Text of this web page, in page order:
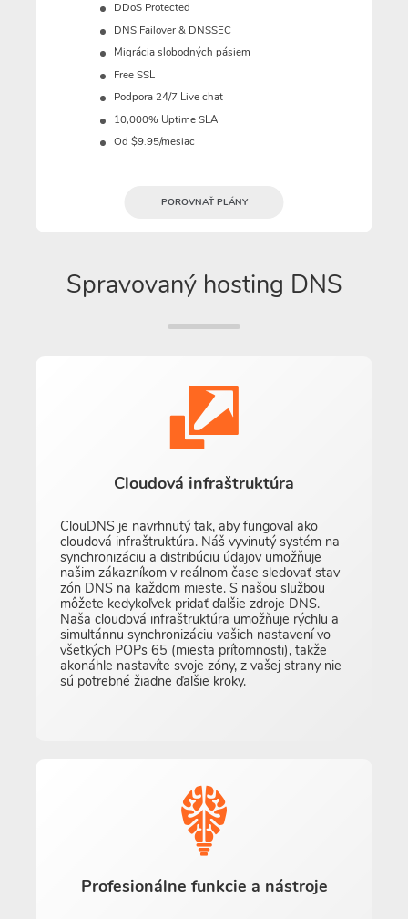
DDoS Protected
DNS Failover & DNSSEC
Migrácia slobodných pásiem
Free SSL
Podpora 24/7 Live chat
10,000% Uptime SLA
Od $9.95/mesiac
POROVNAŤ PLÁNY
Spravovaný hosting DNS
Cloudová infraštruktúra
ClouDNS je navrhnutý tak, aby fungoval ako
cloudová infraštruktúra. Náš vyvinutý systém na
synchronizáciu a distribúciu údajov umožňuje
našim zákazníkom v reálnom čase sledovať stav
zón DNS na každom mieste. S našou službou
môžete kedykoľvek pridať ďalšie zdroje DNS.
Naša cloudová infraštruktúra umožňuje rýchlu a
simultánnu synchronizáciu vašich nastavení vo
všetkých POPs 65 (miesta prítomnosti), takže
akonáhle nastavíte svoje zóny, z vašej strany nie
sú potrebné žiadne ďalšie kroky.
Profesionálne funkcie a nástroje